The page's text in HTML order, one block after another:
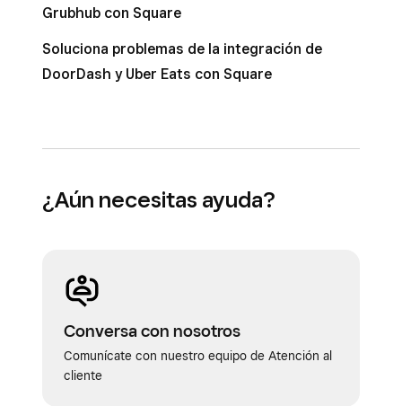
Grubhub con Square
Soluciona problemas de la integración de
DoorDash y Uber Eats con Square
¿Aún necesitas ayuda?
Conversa con nosotros
Comunícate con nuestro equipo de Atención al
cliente